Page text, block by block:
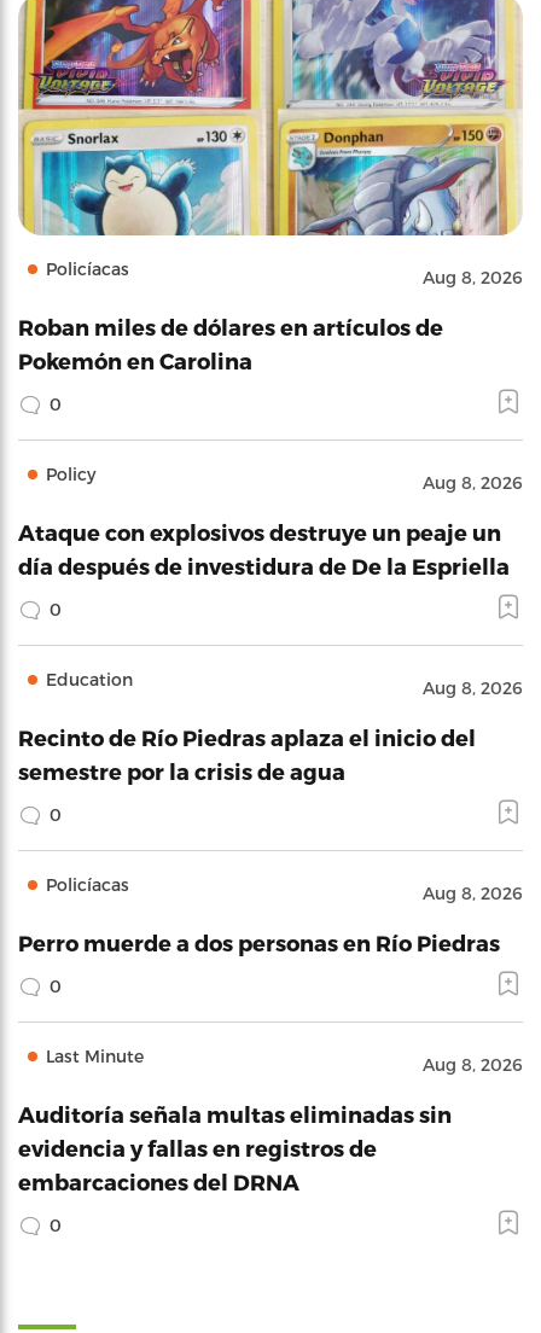
Policíacas Aug 8, 2026
Roban miles de dólares en artículos de
Pokemón en Carolina
0
Policy Aug 8, 2026
Ataque con explosivos destruye un peaje un
día después de investidura de De la Espriella
0
Education Aug 8, 2026
Recinto de Río Piedras aplaza el inicio del
semestre por la crisis de agua
0
Policíacas Aug 8, 2026
Perro muerde a dos personas en Río Piedras
0
Last Minute Aug 8, 2026
Auditoría señala multas eliminadas sin
evidencia y fallas en registros de
embarcaciones del DRNA
0